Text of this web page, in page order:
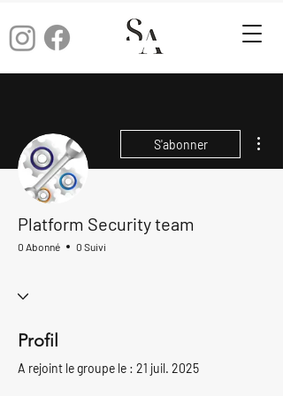
S'abonner
Platform Security team
0 Abonné 0 Suivi
Profil
A rejoint le groupe le : 21 juil. 2025